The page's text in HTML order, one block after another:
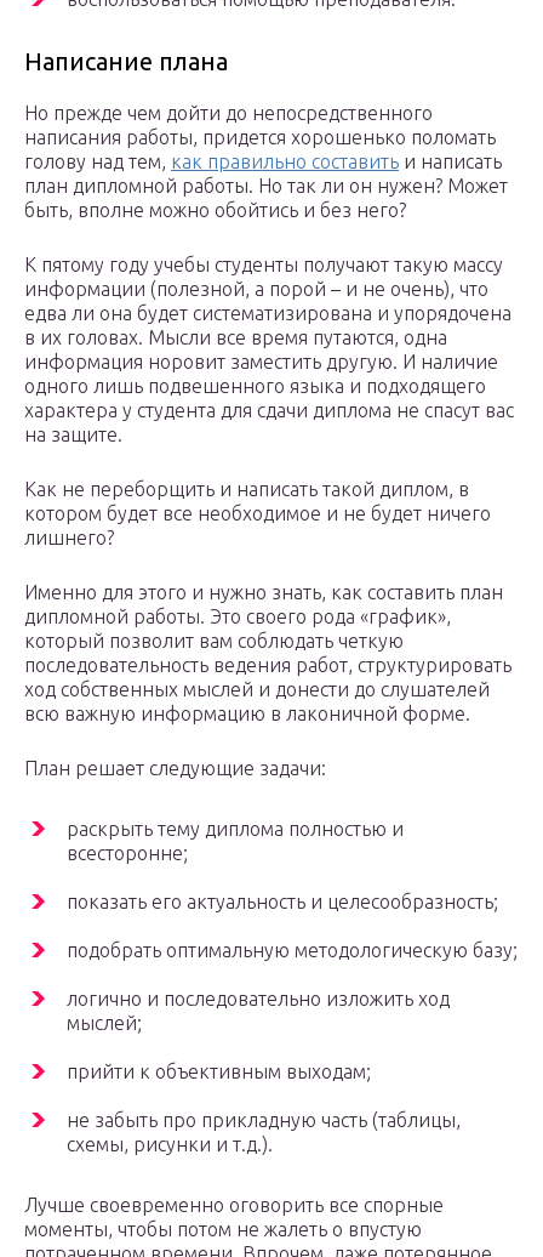
Написание плана
Но прежде чем дойти до непосредственного
написания работы, придется хорошенько поломать
голову над тем, как правильно составить и написать
план дипломной работы. Но так ли он нужен? Может
быть, вполне можно обойтись и без него?
К пятому году учебы студенты получают такую массу
информации (полезной, а порой – и не очень), что
едва ли она будет систематизирована и упорядочена
в их головах. Мысли все время путаются, одна
информация норовит заместить другую. И наличие
одного лишь подвешенного языка и подходящего
характера у студента для сдачи диплома не спасут вас
на защите.
Как не переборщить и написать такой диплом, в
котором будет все необходимое и не будет ничего
лишнего?
Именно для этого и нужно знать, как составить план
дипломной работы. Это своего рода «график»,
который позволит вам соблюдать четкую
последовательность ведения работ, структурировать
ход собственных мыслей и донести до слушателей
всю важную информацию в лаконичной форме.
План решает следующие задачи:
раскрыть тему диплома полностью и
всесторонне;
показать его актуальность и целесообразность;
подобрать оптимальную методологическую базу;
логично и последовательно изложить ход
мыслей;
прийти к объективным выходам;
не забыть про прикладную часть (таблицы,
схемы, рисунки и т.д.).
Лучше своевременно оговорить все спорные
моменты, чтобы потом не жалеть о впустую